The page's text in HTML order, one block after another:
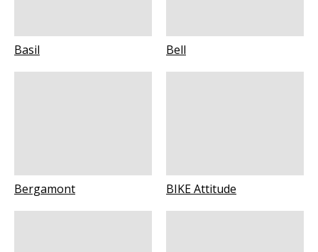
Basil Bell
Bergamont BIKE Attitude